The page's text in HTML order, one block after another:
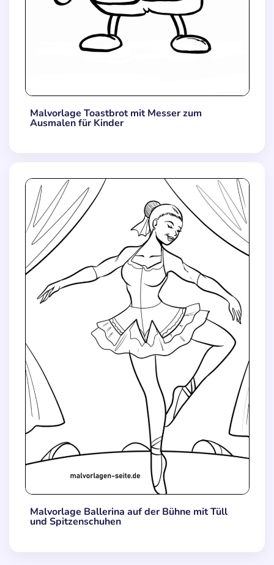
Malvorlage Toastbrot mit Messer zum
Ausmalen für Kinder
Malvorlage Ballerina auf der Bühne mit Tüll
und Spitzenschuhen